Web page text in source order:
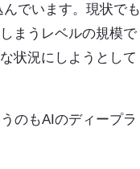
でいます。現状でも
まうレベルの規模で
状況にしようとして
のもAIのディープラ